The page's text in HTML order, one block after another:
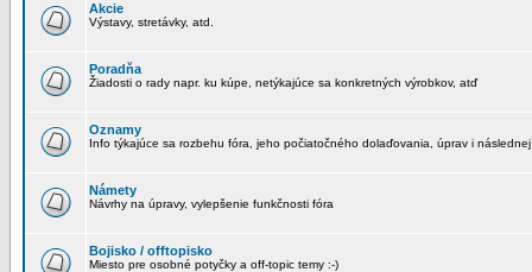
Akcie
Výstavy, stretávky, atd.
Poradňa
Žiadosti o rady napr. ku kúpe, netýkajúce sa konkretných výrobkov, atď
Oznamy
Info týkajúce sa rozbehu fóra, jeho počiatočného dolaďovania, úprav i
Námety
Návrhy na úpravy, vylepšenie funkčnosti fóra
Bojisko / offtopisko
Miesto pre osobné potyčky a off-topic temy :-)